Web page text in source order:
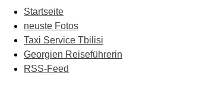
Startseite
neuste Fotos
Taxi Service Tbilisi
Georgien Reiseführerin
RSS-Feed